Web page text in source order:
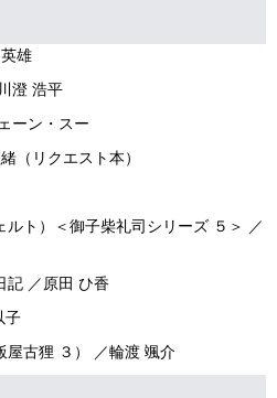
雄
澄 浩平
ーン・スー
（リクエスト本）
ルト）＜御子柴礼司シリーズ ５＞ ／
記 ／原田 ひ香
子
屋古狸 ３） ／輪渡 颯介